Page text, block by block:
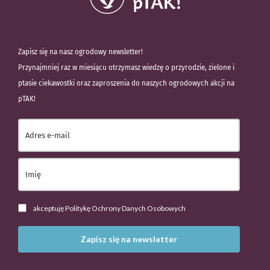
Zapisz się na nasz ogrodowy newsletter!
Przynajmniej raz w miesiącu otrzymasz wiedzę o przyrodzie, zielone i
ptasie ciekawostki oraz zaproszenia do naszych ogrodowych akcji na
pTAK!
akceptuję Politykę Ochrony Danych Osobowych
Zapisz się na newsletter